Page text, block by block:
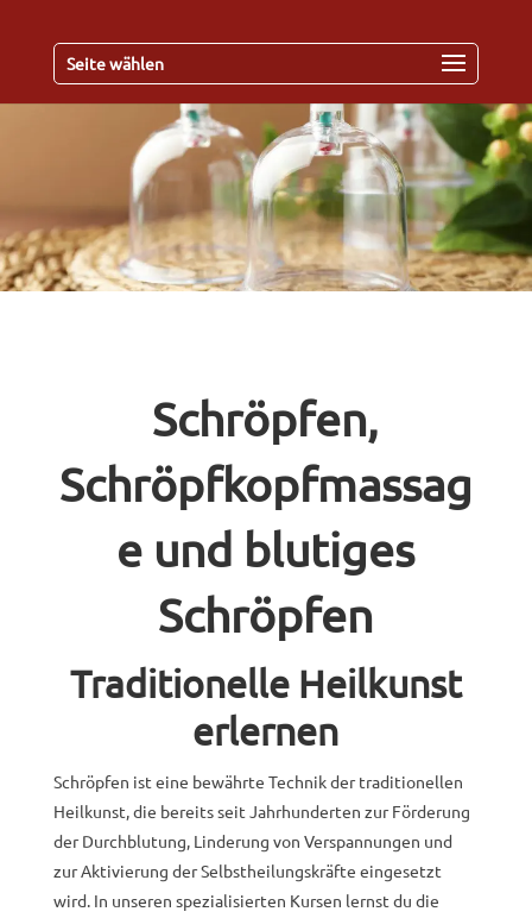
Seite wählen
Schröpfen,
Schröpfkopfmassag
e und blutiges
Schröpfen
Traditionelle Heilkunst
erlernen
Schröpfen ist eine bewährte Technik der traditionellen
Heilkunst, die bereits seit Jahrhunderten zur Förderung
der Durchblutung, Linderung von Verspannungen und
zur Aktivierung der Selbstheilungskräfte eingesetzt
wird. In unseren spezialisierten Kursen lernst du die